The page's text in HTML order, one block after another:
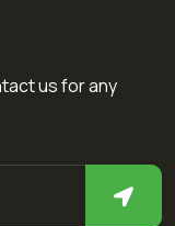
us for any